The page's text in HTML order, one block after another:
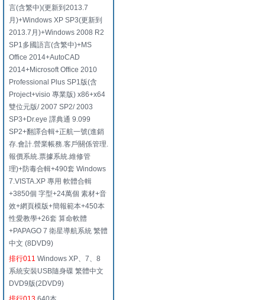
言(含繁中)(更新到2013.7
月)+Windows XP SP3(更新到
2013.7月)+Windows 2008 R2
SP1多國語言(含繁中)+MS
Office 2014+AutoCAD
2014+Microsoft Office 2010
Professional Plus SP1版(含
Project+visio 專業版) x86+x64
雙位元版/ 2007 SP2/ 2003
SP3+Dr.eye 譯典通 9.099
SP2+翻譯合輯+正航一號(進銷
存.會計.營業帳務.客戶關係管理.
報價系統.票據系統.維修管
理)+防毒合輯+490套 Windows
7.VISTA.XP 專用 軟體合輯
+3850個 字型+24萬個 素材+音
效+網頁模版+簡報範本+450本
性愛教學+26套 算命軟體
+PAPAGO 7 衛星導航系統 繁體
中文 (8DVD9)
排行011 Windows XP、7、8
系統安裝USB隨身碟 繁體中文
DVD9版(2DVD9)